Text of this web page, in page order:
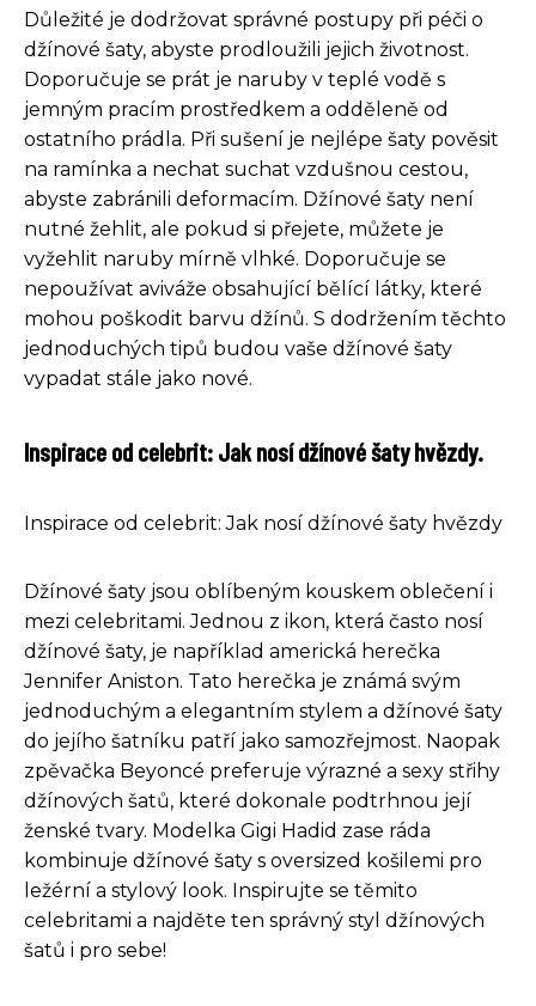
Důležité je dodržovat správné postupy při péči o
džínové šaty, abyste prodloužili jejich životnost.
Doporučuje se prát je naruby v teplé vodě s
jemným pracím prostředkem a odděleně od
ostatního prádla. Při sušení je nejlépe šaty pověsit
na ramínka a nechat suchat vzdušnou cestou,
abyste zabránili deformacím. Džínové šaty není
nutné žehlit, ale pokud si přejete, můžete je
vyžehlit naruby mírně vlhké. Doporučuje se
nepoužívat aviváže obsahující bělící látky, které
mohou poškodit barvu džínů. S dodržením těchto
jednoduchých tipů budou vaše džínové šaty
vypadat stále jako nové.
Inspirace od celebrit: Jak nosí džínové šaty hvězdy.
Inspirace od celebrit: Jak nosí džínové šaty hvězdy
Džínové šaty jsou oblíbeným kouskem oblečení i
mezi celebritami. Jednou z ikon, která často nosí
džínové šaty, je například americká herečka
Jennifer Aniston. Tato herečka je známá svým
jednoduchým a elegantním stylem a džínové šaty
do jejího šatníku patří jako samozřejmost. Naopak
zpěvačka Beyoncé preferuje výrazné a sexy střihy
džínových šatů, které dokonale podtrhnou její
ženské tvary. Modelka Gigi Hadid zase ráda
kombinuje džínové šaty s oversized košilemi pro
ležérní a stylový look. Inspirujte se těmito
celebritami a najděte ten správný styl džínových
šatů i pro sebe!